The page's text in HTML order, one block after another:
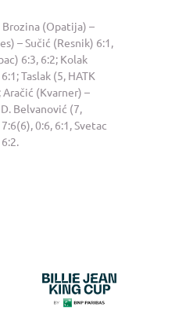
Brozina (Opatija) –
– Sučić (Resnik) 6:1,
6:3, 6:2; Kolak
Taslak (5, HATK
(Kvarner) –
Belvanović (7,
0:6, 6:1, Svetac